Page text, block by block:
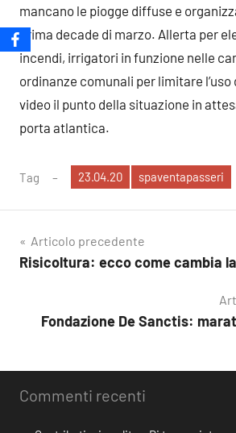
mancano le piogge diffuse e
prima decade di marzo. Allerta per
incendi, irrigatori in funzione nelle
ordinanze comunali per limitare l’uso
video il punto della situazione in
porta atlantica.
Tag 23.04.20 spaventapasseri
Navigazione
articoli
Articolo precedente
Risicoltura: ecco come cambia la
Fondazione De Sanctis:
Commenti recenti